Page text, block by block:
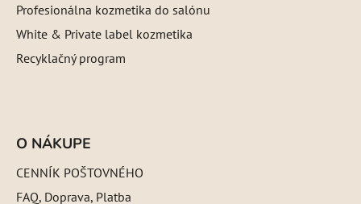
Profesionálna kozmetika do salónu
White & Private label kozmetika
Recyklačný program
O NÁKUPE
CENNÍK POŠTOVNÉHO
FAQ, Doprava, Platba